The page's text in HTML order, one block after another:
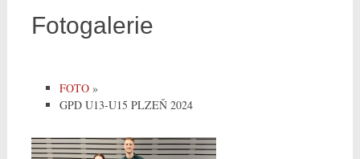
Fotogalerie
FOTO »
GPD U13-U15 PLZEŇ 2024